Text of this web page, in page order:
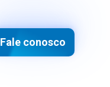
Fale conosco